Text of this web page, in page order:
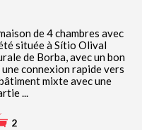
de 4 chambres avec
située à Sítio Olival
de Borba, avec un bon
connexion rapide vers
mixte avec une
...
2